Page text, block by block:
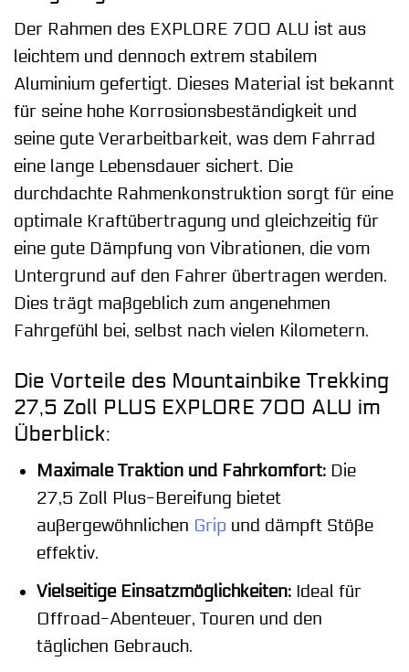
Der Rahmen des EXPLORE 700 ALU ist aus
leichtem und dennoch extrem stabilem
Aluminium gefertigt. Dieses Material ist bekannt
für seine hohe Korrosionsbeständigkeit und
seine gute Verarbeitbarkeit, was dem Fahrrad
eine lange Lebensdauer sichert. Die
durchdachte Rahmenkonstruktion sorgt für eine
optimale Kraftübertragung und gleichzeitig für
eine gute Dämpfung von Vibrationen, die vom
Untergrund auf den Fahrer übertragen werden.
Dies trägt maßgeblich zum angenehmen
Fahrgefühl bei, selbst nach vielen Kilometern.
Die Vorteile des Mountainbike Trekking
27,5 Zoll PLUS EXPLORE 700 ALU im
Überblick:
Maximale Traktion und Fahrkomfort:Die
27,5 Zoll Plus-Bereifung bietet
außergewöhnlichen Grip und dämpft Stöße
effektiv.
Vielseitige Einsatzmöglichkeiten:Ideal für
Offroad-Abenteuer, Touren und den
täglichen Gebrauch.